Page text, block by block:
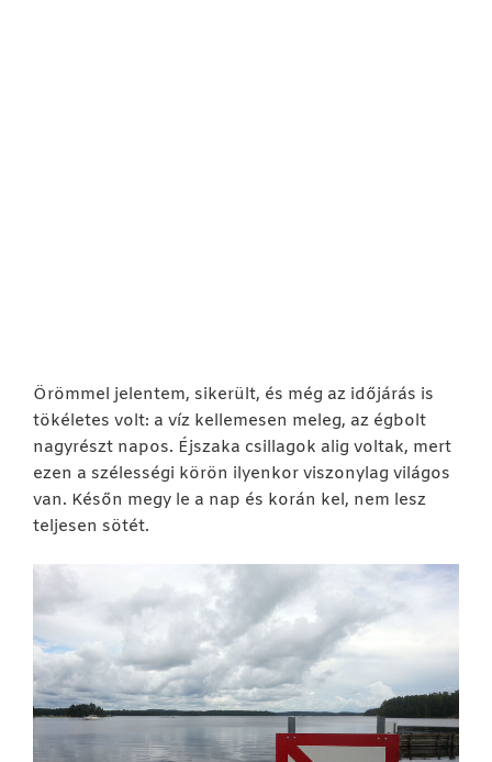
Örömmel jelentem, sikerült, és még az időjárás is
tökéletes volt: a víz kellemesen meleg, az égbolt
nagyrészt napos. Éjszaka csillagok alig voltak, mert
ezen a szélességi körön ilyenkor viszonylag világos
van. Későn megy le a nap és korán kel, nem lesz
teljesen sötét.